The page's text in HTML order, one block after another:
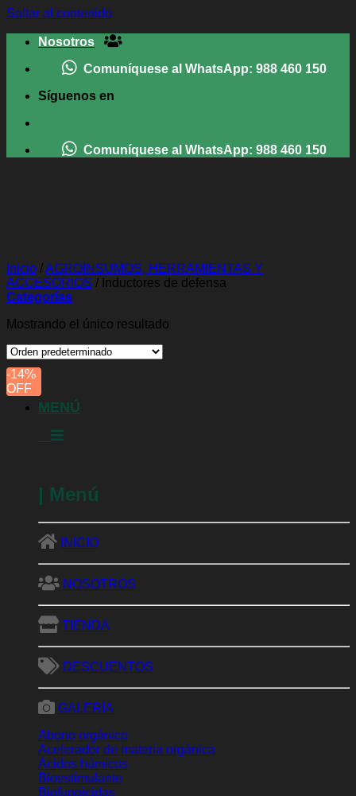
Saltar al contenido
Nosotros
Comuníquese al WhatsApp: 988 460 150
Síguenos en
Comuníquese al WhatsApp: 988 460 150
| Menú
GALERÍA
Abono orgánico
Acelerador de materia orgánica
Ácidos húmicos
Bioestimulante
Biofungicidas
Bioinsecticidas
Encapsuladores
Fertilizantes
Fitoprotectantes
Foliares
Frutas frescas y deshidratadas
Herramientas
Inductores de defensa
Jardinería
Mejoradores suelo salino
Inicio /AGROINSUMOS, HERRAMIENTAS Y
ACCESORIOS / Inductores de defensa
Categorías
Mostrando el único resultado
-14%
OFF